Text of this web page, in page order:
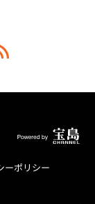
ーポリシー